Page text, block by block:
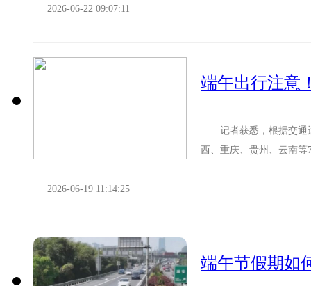
2026-06-22 09:07:11
记者获悉，根据交通运
西、重庆、贵州、云南
2026-06-19 11:14:25